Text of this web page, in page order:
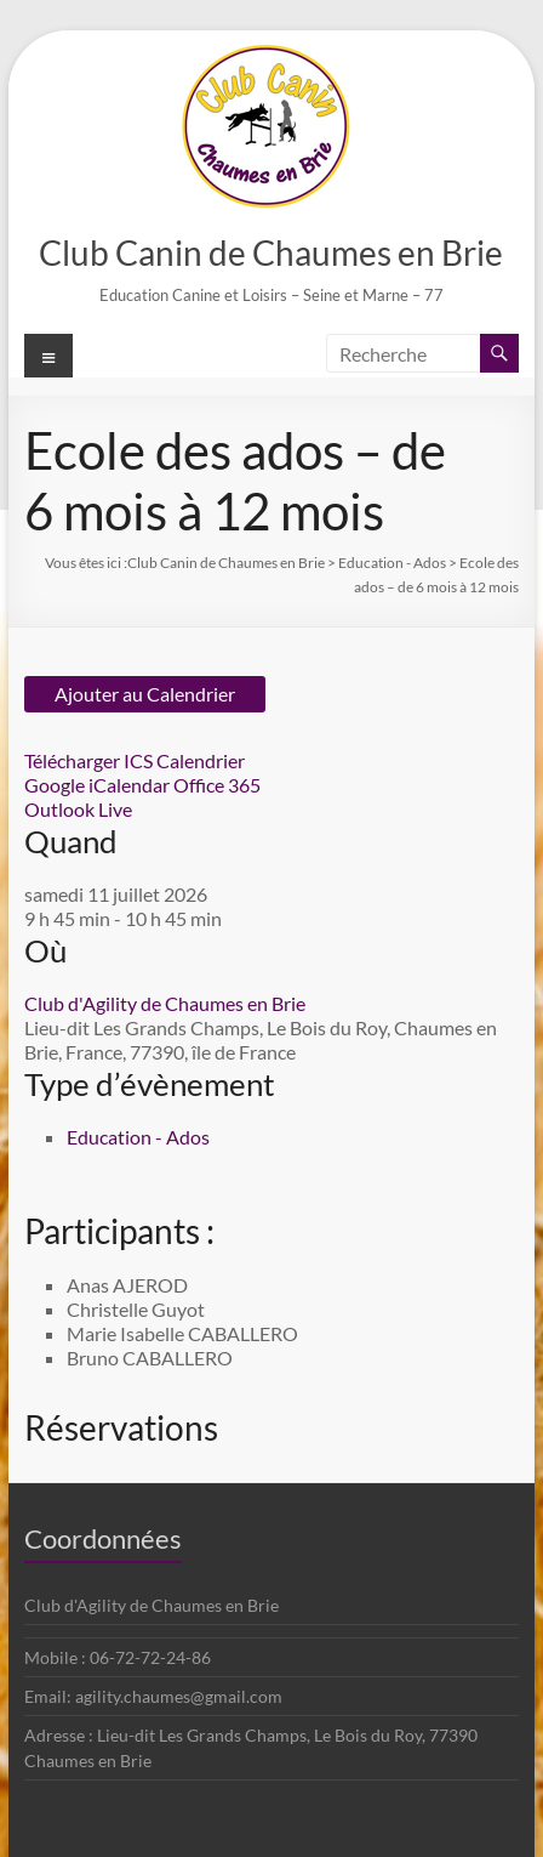
Aller
au
Club Canin de Chaumes en Brie
Education Canine et Loisirs – Seine et Marne – 77
Menu
Ecole des ados – de
6 mois à 12 mois
Vous êtes ici :Club Canin de Chaumes en Brie > Education - Ados > Ecole des
ados – de 6 mois à 12 mois
Ajouter au Calendrier
Télécharger ICSCalendrier
Google iCalendarOffice 365
Outlook Live
Quand
samedi 11 juillet 2026
9 h 45 min - 10 h 45 min
Où
Club d'Agility de Chaumes en Brie
Lieu-dit Les Grands Champs, Le Bois du Roy, Chaumes en
Brie, France, 77390, île de France
Type d’évènement
Education - Ados
Participants :
Anas AJEROD
Christelle Guyot
Marie Isabelle CABALLERO
Bruno CABALLERO
Réservations
Coordonnées
Club d'Agility de Chaumes en Brie
Mobile : 06-72-72-24-86
Email: agility.chaumes@gmail.com
Adresse : Lieu-dit Les Grands Champs, Le Bois du Roy, 77390
Chaumes en Brie